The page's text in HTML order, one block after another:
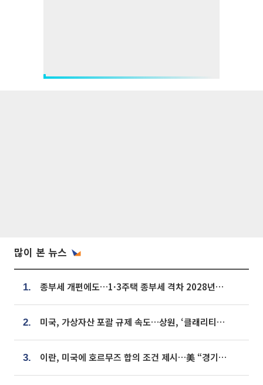
많이 본 뉴스
1. 종부세 개편에도…1·3주택 종부세 격차 2028년부터 확대
2. 미국, 가상자산 포괄 규제 속도…상원, ‘클래리티법’ 9월 절차투표 추진
3. 이란, 미국에 호르무즈 합의 조건 제시…美 “경기 아직 안 끝나” [종합]